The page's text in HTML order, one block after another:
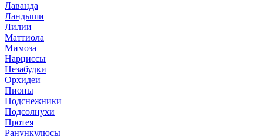
Лаванда
Ландыши
Лилии
Маттиола
Мимоза
Нарциссы
Незабудки
Орхидеи
Пионы
Подснежники
Подсолнухи
Протея
Ранункулюсы